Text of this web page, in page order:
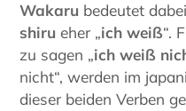
Wakaru bedeutet
shiru eher „ich weiß“.
zu sagen „ich weiß
nicht“, werden im
dieser beiden Verben